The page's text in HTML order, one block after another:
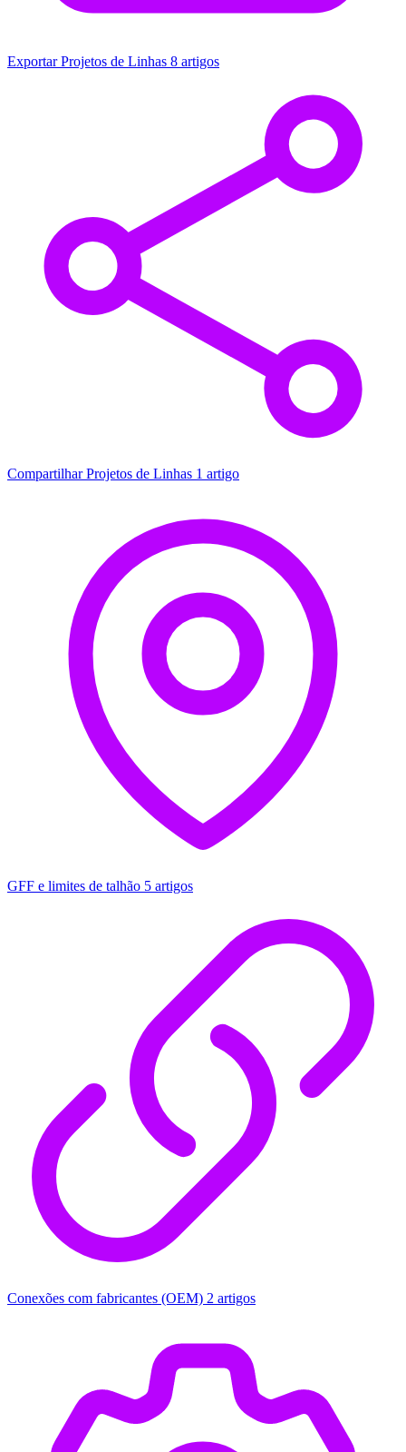
Exportar Projetos de Linhas 8 artigos
Compartilhar Projetos de Linhas 1 artigo
GFF e limites de talhão 5 artigos
Conexões com fabricantes (OEM) 2 artigos